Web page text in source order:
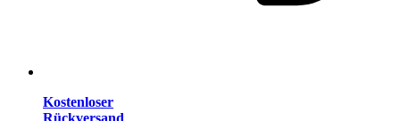
Kostenloser